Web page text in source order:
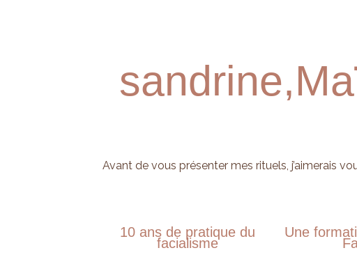
sandrine,
Avant de vous présenter mes rituels, j’aimerais
10 ans de pratique du
facialisme
Une